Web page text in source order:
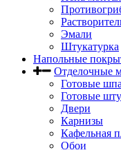
Эмали
Штукатурка
Напольные
Отделочные
Готовые
Готовые
Двери
Карнизы
Кафельная
Обои